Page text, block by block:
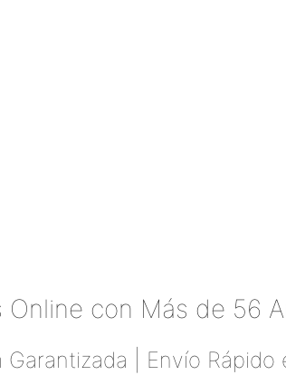
Online con Más de 56
Garantizada | Envío